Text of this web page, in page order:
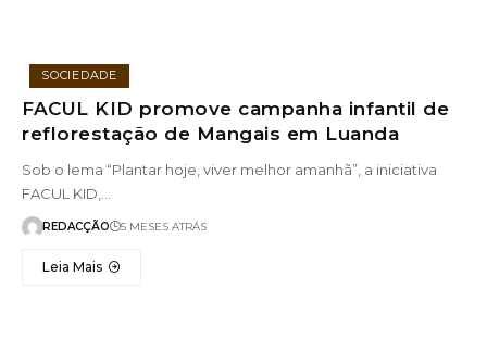
SOCIEDADE
FACUL KID promove campanha infantil de
reflorestação de Mangais em Luanda
Sob o lema “Plantar hoje, viver melhor amanhã”, a iniciativa
FACUL KID,…
REDACÇÃO 5 MESES ATRÁS
Leia Mais